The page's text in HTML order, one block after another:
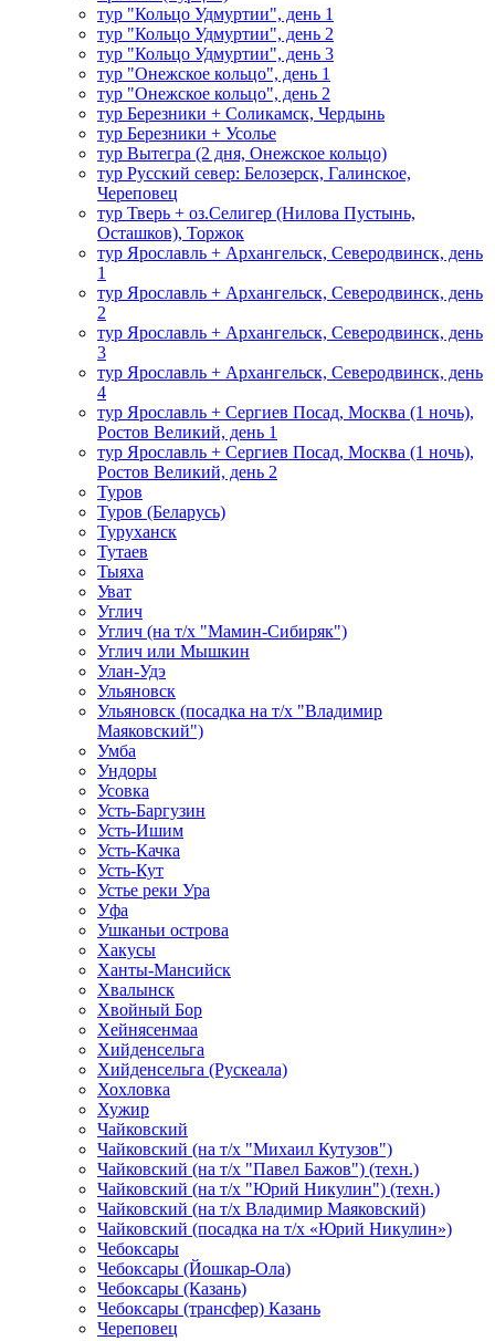
тур "Кольцо Удмуртии", день 1
тур "Кольцо Удмуртии", день 2
тур "Кольцо Удмуртии", день 3
тур "Онежское кольцо", день 1
тур "Онежское кольцо", день 2
тур Березники + Соликамск, Чердынь
тур Березники + Усолье
тур Вытегра (2 дня, Онежское кольцо)
тур Русский север: Белозерск, Галинское,
Череповец
тур Тверь + оз.Селигер (Нилова Пустынь,
Осташков), Торжок
тур Ярославль + Архангельск, Северодвинск, день
1
тур Ярославль + Архангельск, Северодвинск, день
2
тур Ярославль + Архангельск, Северодвинск, день
3
тур Ярославль + Архангельск, Северодвинск, день
4
тур Ярославль + Сергиев Посад, Москва (1 ночь),
Ростов Великий, день 1
тур Ярославль + Сергиев Посад, Москва (1 ночь),
Ростов Великий, день 2
Туров
Туров (Беларусь)
Туруханск
Тутаев
Тыяха
Уват
Углич
Углич (на т/х "Мамин-Сибиряк")
Углич или Мышкин
Улан-Удэ
Ульяновск
Ульяновск (посадка на т/х "Владимир
Маяковский")
Умба
Ундоры
Усовка
Усть-Баргузин
Усть-Ишим
Усть-Качка
Усть-Кут
Устье реки Ура
Уфа
Ушканьи острова
Хакусы
Ханты-Мансийск
Хвалынск
Хвойный Бор
Хейнясенмаа
Хийденсельга
Хийденсельга (Рускеала)
Хохловка
Хужир
Чайковский
Чайковский (на т/х "Михаил Кутузов")
Чайковский (на т/х "Павел Бажов") (техн.)
Чайковский (на т/х "Юрий Никулин") (техн.)
Чайковский (на т/х Владимир Маяковский)
Чайковский (посадка на т/х «Юрий Никулин»)
Чебоксары
Чебоксары (Йошкар-Ола)
Чебоксары (Казань)
Чебоксары (трансфер) Казань
Череповец